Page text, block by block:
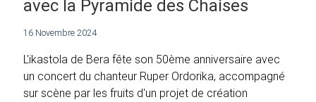
avec la Pyramide des Chaises
16 Novembre 2024
L'ikastola de Bera fête son 50ème anniversaire avec
un concert du chanteur Ruper Ordorika, accompagné
sur scène par les fruits d'un projet de création